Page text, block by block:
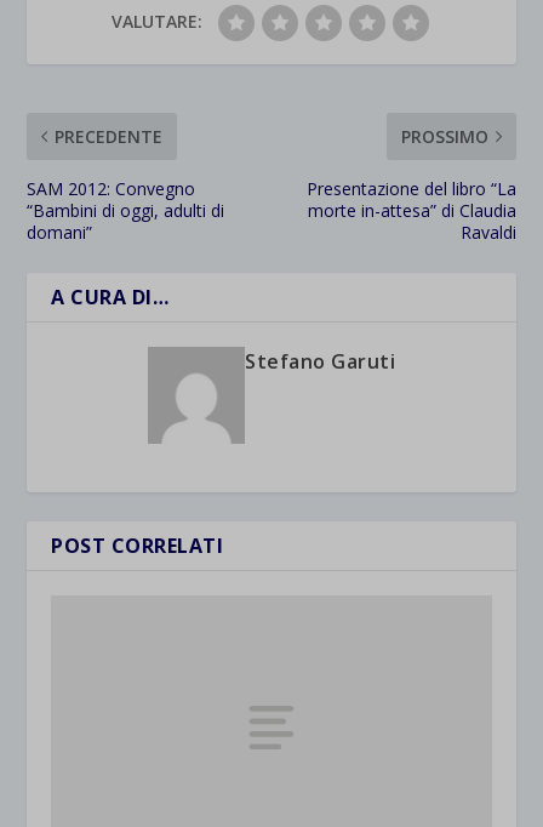
VALUTARE:
PRECEDENTE
SAM 2012: Convegno
“Bambini di oggi, adulti di
domani”
PROSSIMO
Presentazione del libro “La
morte in-attesa” di Claudia
Ravaldi
A CURA DI…
Stefano Garuti
POST CORRELATI